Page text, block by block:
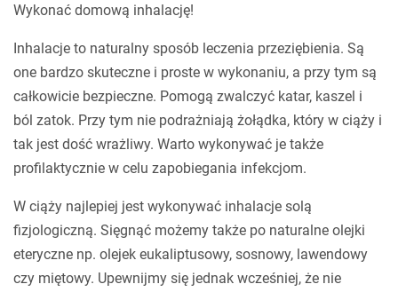
Wykonać domową inhalację!
Inhalacje to naturalny sposób leczenia przeziębienia. Są
one bardzo skuteczne i proste w wykonaniu, a przy tym są
całkowicie bezpieczne. Pomogą zwalczyć katar, kaszel i
ból zatok. Przy tym nie podrażniają żołądka, który w ciąży i
tak jest dość wrażliwy. Warto wykonywać je także
profilaktycznie w celu zapobiegania infekcjom.
W ciąży najlepiej jest wykonywać inhalacje solą
fizjologiczną. Sięgnąć możemy także po naturalne olejki
eteryczne np. olejek eukaliptusowy, sosnowy, lawendowy
czy miętowy. Upewnijmy się jednak wcześniej, że nie